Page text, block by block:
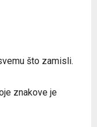
što zamisli.
znakove je